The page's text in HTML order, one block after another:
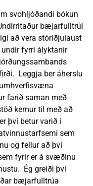
svohljóðandi bókun
bæjarfulltrúi
að vera stóriðjulaust
fyrri ályktanir
Leggja ber áherslu
farið saman með
kemur til með að
því betur varið í
sem
og fellur að því
fyrir er á svæðinu
Ég greiði því
bæjarfulltrúa